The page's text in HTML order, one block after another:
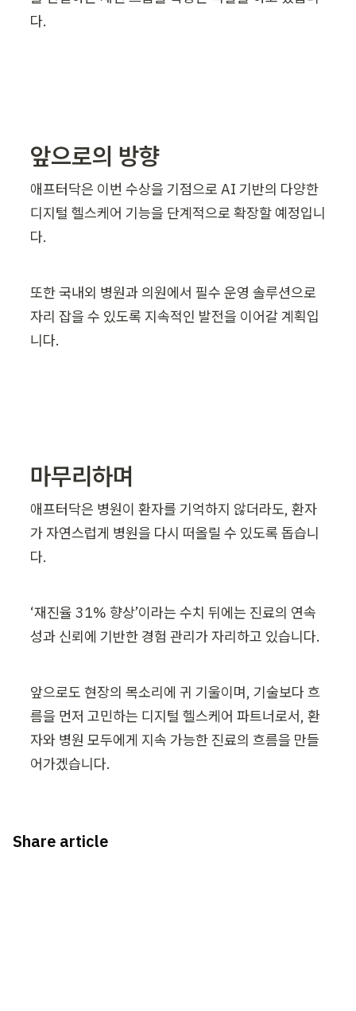
다.
앞으로의 방향
애프터닥은 이번 수상을 기점으로 AI 기반의 다양한
디지털 헬스케어 기능을 단계적으로 확장할 예정입니
다.
또한 국내외 병원과 의원에서 필수 운영 솔루션으로
자리 잡을 수 있도록 지속적인 발전을 이어갈 계획입
니다.
마무리하며
애프터닥은 병원이 환자를 기억하지 않더라도, 환자
가 자연스럽게 병원을 다시 떠올릴 수 있도록 돕습니
다.
‘재진율 31% 향상’이라는 수치 뒤에는 진료의 연속
성과 신뢰에 기반한 경험 관리가 자리하고 있습니다.
앞으로도 현장의 목소리에 귀 기울이며, 기술보다 흐
름을 먼저 고민하는 디지털 헬스케어 파트너로서, 환
자와 병원 모두에게 지속 가능한 진료의 흐름을 만들
어가겠습니다.
Share article